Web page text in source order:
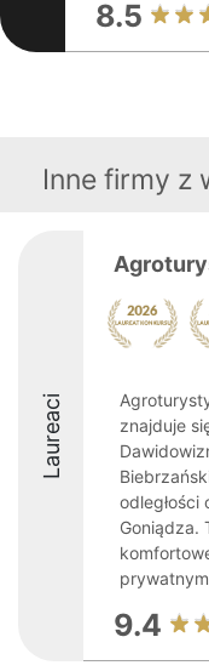
8.5
Inne firmy z
Laureaci
znajduje
odległości
Goniądza.
9.4